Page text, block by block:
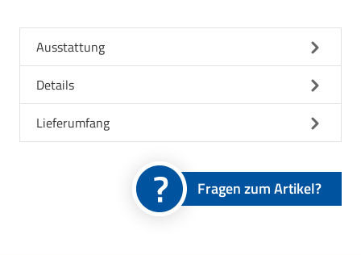
Ausstattung
Details
Lieferumfang
Fragen zum Artikel?